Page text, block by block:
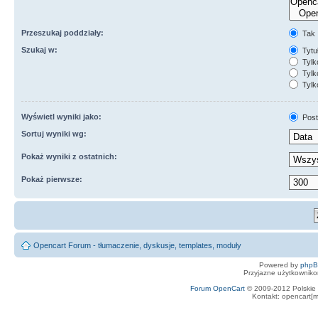
Przeszukaj poddziały:
Tak
Szukaj w:
Wyświetl wyniki jako:
Sortuj wyniki wg:
Pokaż wyniki z ostatnich:
Pokaż pierwsze:
Opencart Forum - tłumaczenie, dyskusje, templates, moduły
Powered by
Przyjazne
Forum OpenCart© 2009-2012 Polskie
Kontakt: